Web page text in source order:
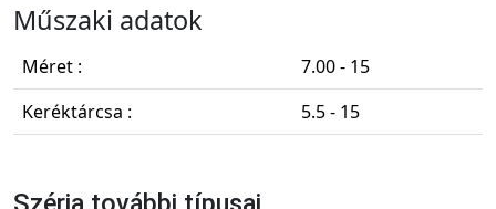
Műszaki adatok
Méret :
7.00 - 15
Keréktárcsa :
5.5 - 15